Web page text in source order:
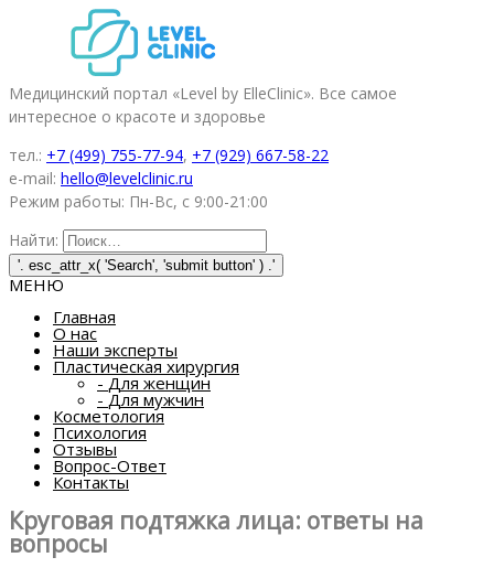
Медицинский портал «Level by ElleClinic». Все самое
интересное о красоте и здоровье
тел.: +7 (499) 755-77-94, +7 (929) 667-58-22
e-mail: hello@levelclinic.ru
Режим работы: Пн-Вс, с 9:00-21:00
Найти:
МЕНЮ
Главная
О нас
Наши эксперты
Пластическая хирургия
- Для женщин
- Для мужчин
Косметология
Психология
Отзывы
Вопрос-Ответ
Контакты
Круговая подтяжка лица: ответы на
вопросы